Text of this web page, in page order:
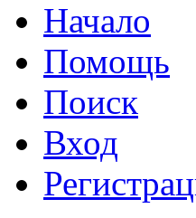
Начало
Помощь
Поиск
Вход